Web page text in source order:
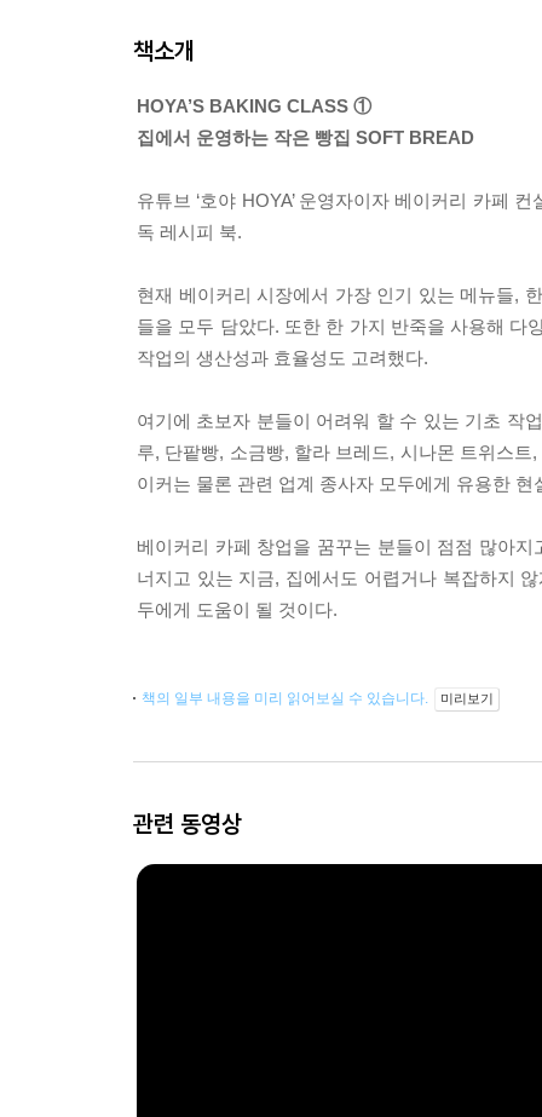
책소개
HOYA’S BAKING CLASS ①
집에서 운영하는 작은 빵집 SOFT BREAD
유튜브 ‘호야 HOYA’ 운영자이자 베이커리 카페
독 레시피 북.
현재 베이커리 시장에서 가장 인기 있는 메뉴들,
들을 모두 담았다. 또한 한 가지 반죽을 사용해 다
작업의 생산성과 효율성도 고려했다.
여기에 초보자 분들이 어려워 할 수 있는 기초 작
루, 단팥빵, 소금빵, 할라 브레드, 시나몬 트위스
이커는 물론 관련 업계 종사자 모두에게 유용한
베이커리 카페 창업을 꿈꾸는 분들이 점점 많아
너지고 있는 지금, 집에서도 어렵거나 복잡하지
두에게 도움이 될 것이다.
책의 일부 내용을 미리 읽어보실 수 있습니다. 미리보기
관련 동영상